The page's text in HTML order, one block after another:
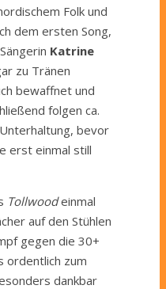
Folk und
dem ersten Song,
Katrine
zu Tränen
bewaffnet und
folgen ca.
bevor
erst einmal still
Tollwoodeinmal
auf den Stühlen
gegen die 30+
ordentlich zum
dankbar